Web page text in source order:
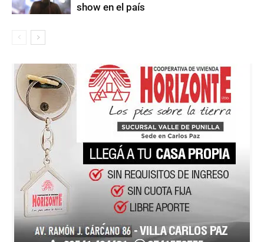
show en el país